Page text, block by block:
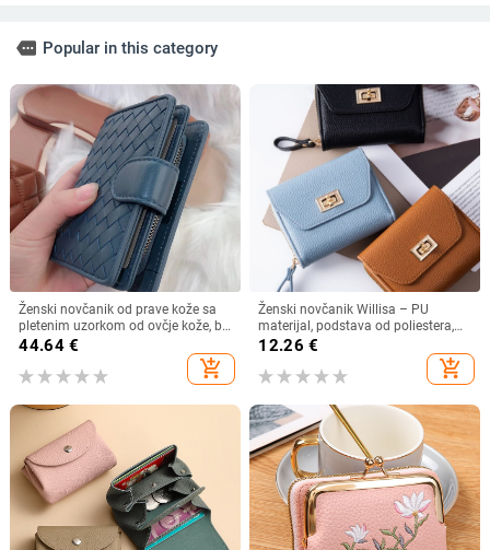
more Popular in this category
Ženski novčanik od prave kože sa
pletenim uzorkom od ovčje kože, bi-
fold dizajn, pretinac za novac i
44.64€
add_shopping_cart
Ženski novčanik Willisa – PU
materijal, podstava od poliestera,
gradski minimalizam, ultra lagan
12.26 €
add_shopping_cart